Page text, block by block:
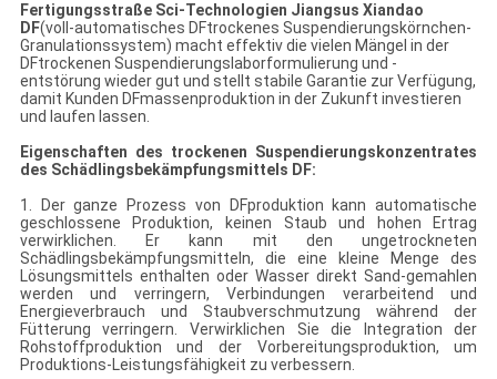
Fertigungsstraße Sci-Technologien Jiangsus Xiandao
DF(voll-automatisches DFtrockenes Suspendierungskörnchen-
Granulationssystem) macht effektiv die vielen Mängel in der
DFtrockenen Suspendierungslaborformulierung und -
entstörung wieder gut und stellt stabile Garantie zur Verfügung,
damit Kunden DFmassenproduktion in der Zukunft investieren
und laufen lassen.
Eigenschaften des trockenen Suspendierungskonzentrates
des Schädlingsbekämpfungsmittels DF:
1. Der ganze Prozess von DFproduktion kann automatische
geschlossene Produktion, keinen Staub und hohen Ertrag
verwirklichen. Er kann mit den ungetrockneten
Schädlingsbekämpfungsmitteln, die eine kleine Menge des
Lösungsmittels enthalten oder Wasser direkt Sand-gemahlen
werden und verringern, Verbindungen verarbeitend und
Energieverbrauch und Staubverschmutzung während der
Fütterung verringern. Verwirklichen Sie die Integration der
Rohstoffproduktion und der Vorbereitungsproduktion, um
Produktions-Leistungsfähigkeit zu verbessern.